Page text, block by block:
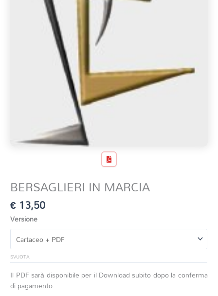
BERSAGLIERI IN MARCIA
€ 13,50
Versione
SVUOTA
Il PDF sarà disponibile per il Download subito dopo la conferma
di pagamento.